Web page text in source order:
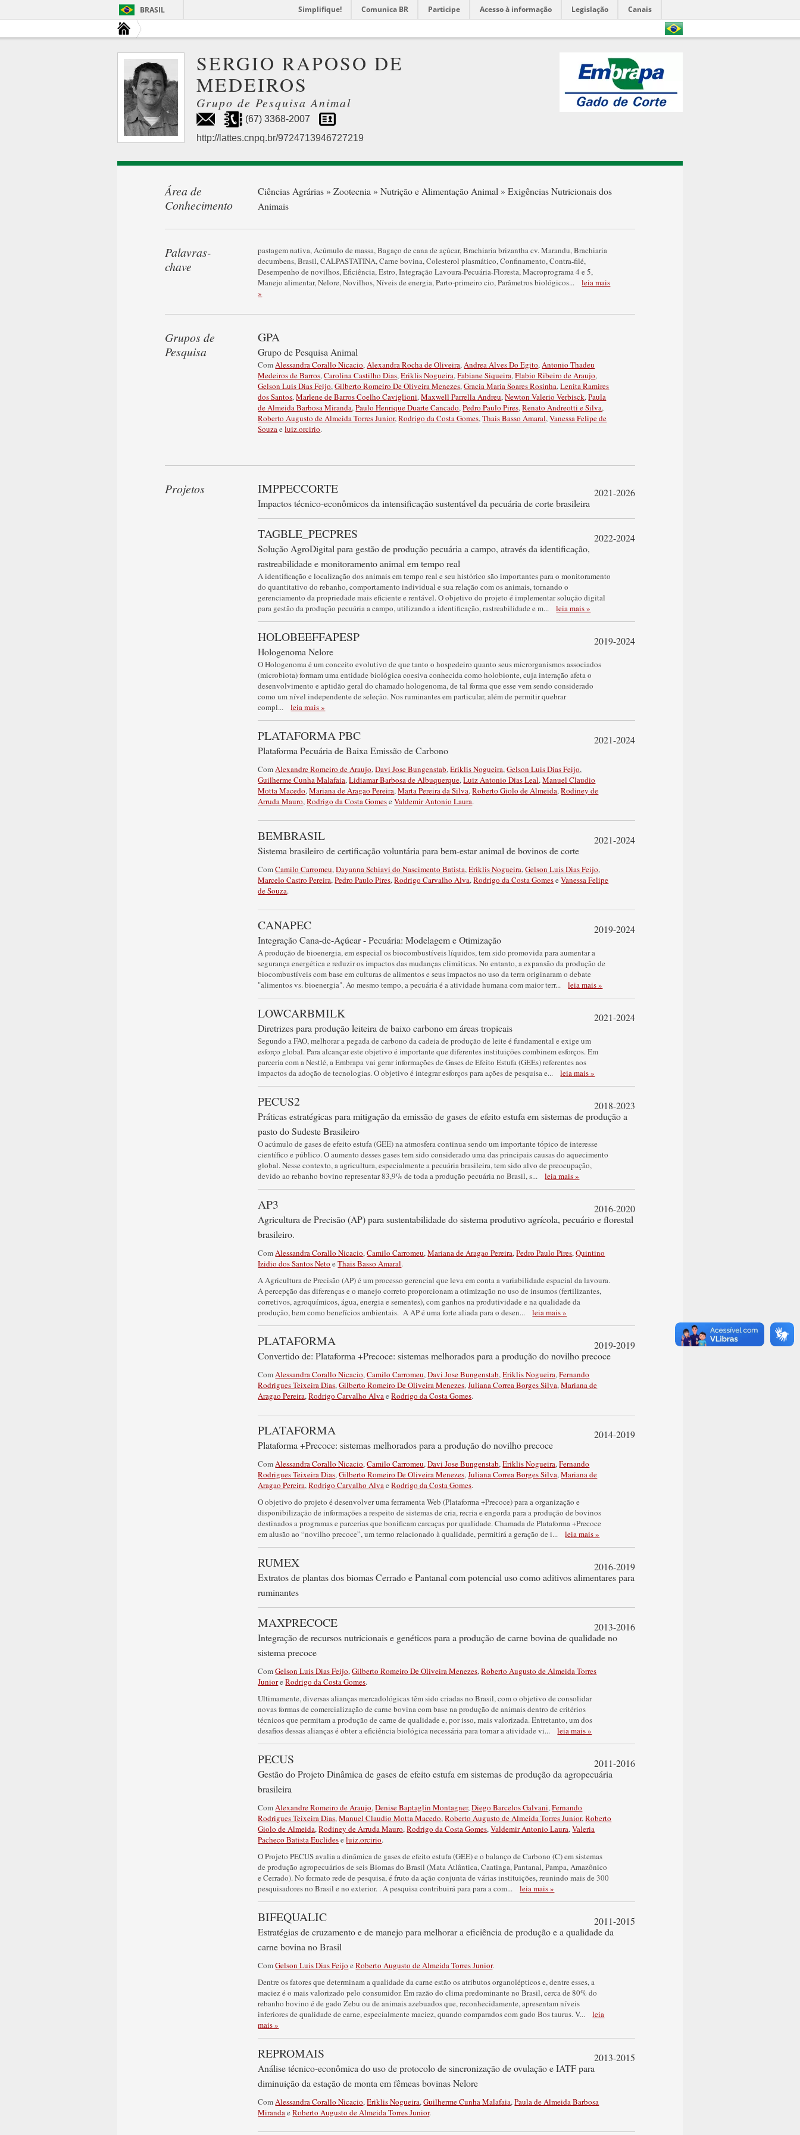
BRASIL Simplifique! Comunica BR Participe Acesso à informação Legislação Canais
SERGIO RAPOSO DE
MEDEIROS
Grupo de Pesquisa Animal
(67) 3368-2007
http://lattes.cnpq.br/9724713946727219
Área de
Conhecimento
Ciências Agrárias » Zootecnia » Nutrição e Alimentação Animal » Exigências Nutricionais dos
Animais
Palavras-
chave
pastagem nativa,Acúmulo de massa,Bagaço de cana de açúcar,Brachiaria brizantha cv. Marandu,Brachiaria
decumbens,Brasil,CALPASTATINA,Carne bovina,Colesterol plasmático,Confinamento,Contra-filé,
Desempenho de novilhos,Eficiência,Estro,Integração Lavoura-Pecuária-Floresta,Macroprograma 4 e 5,
Manejo alimentar,Nelore,Novilhos,Níveis de energia,Parto-primeiro cio,Parâmetros biológicos...
leia mais
»
Grupos de
Pesquisa
GPA
Grupo de Pesquisa Animal
ComAlessandra Corallo Nicacio,Alexandra Rocha de Oliveira,Andrea Alves Do Egito,Antonio Thadeu
Medeiros de Barros,Carolina Castilho Dias,Eriklis Nogueira,Fabiane Siqueira,Flabio Ribeiro de Araujo,
Gelson Luis Dias Feijo,Gilberto Romeiro De Oliveira Menezes,Gracia Maria Soares Rosinha,Lenita Ramires
dos Santos,Marlene de Barros Coelho Caviglioni,Maxwell Parrella Andreu,Newton Valerio Verbisck,Paula
de Almeida Barbosa Miranda,Paulo Henrique Duarte Cancado,Pedro Paulo Pires,Renato Andreotti e Silva,
Roberto Augusto de Almeida Torres Junior,Rodrigo da Costa Gomes,Thais Basso Amaral,Vanessa Felipe de
Souzaeluiz.orcirio.
Projetos IMPPECCORTE
Impactos técnico-econômicos da intensificação sustentável da pecuária de corte brasileira
2021-2026
TAGBLE_PECPRES
Solução AgroDigital para gestão de produção pecuária a campo, através da identificação,
rastreabilidade e monitoramento animal em tempo real
2022-2024
A identificação e localização dos animais em tempo real e seu histórico são importantes para o monitoramento
do quantitativo do rebanho, comportamento individual e sua relação com os animais, tornando o
gerenciamento da propriedade mais eficiente e rentável. O objetivo do projeto é implementar solução digital
para gestão da produção pecuária a campo, utilizando a identificação, rastreabilidade e m... leia mais »
HOLOBEEFFAPESP
Hologenoma Nelore
2019-2024
O Hologenoma é um conceito evolutivo de que tanto o hospedeiro quanto seus microrganismos associados
(microbiota) formam uma entidade biológica coesiva conhecida como holobionte, cuja interação afeta o
desenvolvimento e aptidão geral do chamado hologenoma, de tal forma que esse vem sendo considerado
como um nível independente de seleção. Nos ruminantes em particular, além de permitir quebrar
compl... leia mais »
PLATAFORMA PBC
Plataforma Pecuária de Baixa Emissão de Carbono
2021-2024
ComAlexandre Romeiro de Araujo,Davi Jose Bungenstab,Eriklis Nogueira,Gelson Luis Dias Feijo,
Guilherme Cunha Malafaia,Lidiamar Barbosa de Albuquerque,Luiz Antonio Dias Leal,Manuel Claudio
Motta Macedo,Mariana de Aragao Pereira,Marta Pereira da Silva,Roberto Giolo de Almeida,Rodiney de
Arruda Mauro,Rodrigo da Costa GomeseValdemir Antonio Laura.
BEMBRASIL
Sistema brasileiro de certificação voluntária para bem-estar animal de bovinos de corte
2021-2024
ComCamilo Carromeu,Dayanna Schiavi do Nascimento Batista,Eriklis Nogueira,Gelson Luis Dias Feijo,
Marcelo Castro Pereira,Pedro Paulo Pires,Rodrigo Carvalho Alva,Rodrigo da Costa GomeseVanessa Felipe
de Souza.
CANAPEC
Integração Cana-de-Açúcar - Pecuária: Modelagem e Otimização
2019-2024
A produção de bioenergia, em especial os biocombustíveis líquidos, tem sido promovida para aumentar a
segurança energética e reduzir os impactos das mudanças climáticas. No entanto, a expansão da produção de
biocombustíveis com base em culturas de alimentos e seus impactos no uso da terra originaram o debate
"alimentos vs. bioenergia". Ao mesmo tempo, a pecuária é a atividade humana com maior terr... leia mais »
LOWCARBMILK
Diretrizes para produção leiteira de baixo carbono em áreas tropicais
2021-2024
Segundo a FAO, melhorar a pegada de carbono da cadeia de produção de leite é fundamental e exige um
esforço global. Para alcançar este objetivo é importante que diferentes instituições combinem esforços. Em
parceria com a Nestlé, a Embrapa vai gerar informações de Gases de Efeito Estufa (GEEs) referentes aos
impactos da adoção de tecnologias. O objetivo é integrar esforços para ações de pesquisa e... leia mais »
PECUS2
Práticas estratégicas para mitigação da emissão de gases de efeito estufa em sistemas de produção a
pasto do Sudeste Brasileiro
2018-2023
O acúmulo de gases de efeito estufa (GEE) na atmosfera continua sendo um importante tópico de interesse
científico e público. O aumento desses gases tem sido considerado uma das principais causas do aquecimento
global. Nesse contexto, a agricultura, especialmente a pecuária brasileira, tem sido alvo de preocupação,
devido ao rebanho bovino representar 83,9% de toda a produção pecuária no Brasil, s... leia mais »
AP3
Agricultura de Precisão (AP) para sustentabilidade do sistema produtivo agrícola, pecuário e florestal
brasileiro.
2016-2020
ComAlessandra Corallo Nicacio,Camilo Carromeu,Mariana de Aragao Pereira,Pedro Paulo Pires,Quintino
Izidio dos Santos Neto eThais Basso Amaral.
A Agricultura de Precisão (AP) é um processo gerencial que leva em conta a variabilidade espacial da lavoura.
A percepção das diferenças e o manejo correto proporcionam a otimização no uso de insumos (fertilizantes,
corretivos, agroquímicos, água, energia e sementes), com ganhos na produtividade e na qualidade da
produção, bem como benefícios ambientais. A AP é uma forte aliada para o desen... leia mais »
PLATAFORMA
Convertido de: Plataforma +Precoce: sistemas melhorados para a produção do novilho precoce
2019-2019
ComAlessandra Corallo Nicacio,Camilo Carromeu,Davi Jose Bungenstab,Eriklis Nogueira,Fernando
Rodrigues Teixeira Dias,Gilberto Romeiro De Oliveira Menezes,Juliana Correa Borges Silva,Mariana de
Aragao Pereira,Rodrigo Carvalho AlvaeRodrigo da Costa Gomes.
PLATAFORMA
Plataforma +Precoce: sistemas melhorados para a produção do novilho precoce
2014-2019
ComAlessandra Corallo Nicacio,Camilo Carromeu,Davi Jose Bungenstab,Eriklis Nogueira,Fernando
Rodrigues Teixeira Dias,Gilberto Romeiro De Oliveira Menezes,Juliana Correa Borges Silva,Mariana de
Aragao Pereira,Rodrigo Carvalho AlvaeRodrigo da Costa Gomes.
O objetivo do projeto é desenvolver uma ferramenta Web (Plataforma +Precoce) para a organização e
disponibilização de informações a respeito de sistemas de cria, recria e engorda para a produção de bovinos
destinados a programas e parcerias que bonificam carcaças por qualidade. Chamada de Plataforma +Precoce
em alusão ao “novilho precoce”, um termo relacionado à qualidade, permitirá a geração de i... leia mais »
RUMEX
Extratos de plantas dos biomas Cerrado e Pantanal com potencial uso como aditivos alimentares para
ruminantes
2016-2019
MAXPRECOCE
Integração de recursos nutricionais e genéticos para a produção de carne bovina de qualidade no
sistema precoce
2013-2016
ComGelson Luis Dias Feijo,Gilberto Romeiro De Oliveira Menezes,Roberto Augusto de Almeida Torres
JunioreRodrigo da Costa Gomes.
Ultimamente, diversas alianças mercadológicas têm sido criadas no Brasil, com o objetivo de consolidar
novas formas de comercialização de carne bovina com base na produção de animais dentro de critérios
técnicos que permitam a produção de carne de qualidade e, por isso, mais valorizada. Entretanto, um dos
desafios dessas alianças é obter a eficiência biológica necessária para tornar a atividade vi... leia mais »
PECUS
Gestão do Projeto Dinâmica de gases de efeito estufa em sistemas de produção da agropecuária
brasileira
2011-2016
ComAlexandre Romeiro de Araujo,Denise Baptaglin Montagner,Diego Barcelos Galvani,Fernando
Rodrigues Teixeira Dias,Manuel Claudio Motta Macedo,Roberto Augusto de Almeida Torres Junior,Roberto
Giolo de Almeida,Rodiney de Arruda Mauro,Rodrigo da Costa Gomes,Valdemir Antonio Laura,Valeria
Pacheco Batista Euclideseluiz.orcirio.
O Projeto PECUS avalia a dinâmica de gases de efeito estufa (GEE) e o balanço de Carbono (C) em sistemas
de produção agropecuários de seis Biomas do Brasil (Mata Atlântica, Caatinga, Pantanal, Pampa, Amazônico
e Cerrado). No formato rede de pesquisa, é fruto da ação conjunta de várias instituições, reunindo mais de 300
pesquisadores no Brasil e no exterior. . A pesquisa contribuirá para para a com... leia mais »
BIFEQUALIC
Estratégias de cruzamento e de manejo para melhorar a eficiência de produção e a qualidade da
carne bovina no Brasil
2011-2015
ComGelson Luis Dias Feijo eRoberto Augusto de Almeida Torres Junior.
Dentre os fatores que determinam a qualidade da carne estão os atributos organolépticos e, dentre esses, a
maciez é o mais valorizado pelo consumidor. Em razão do clima predominante no Brasil, cerca de 80% do
rebanho bovino é de gado Zebu ou de animais azebuados que, reconhecidamente, apresentam níveis
inferiores de qualidade de carne, especialmente maciez, quando comparados com gado Bos taurus. V...
leia
mais »
REPROMAIS
Análise técnico-econômica do uso de protocolo de sincronização de ovulação e IATF para
diminuição da estação de monta em fêmeas bovinas Nelore
2013-2015
ComAlessandra Corallo Nicacio,Eriklis Nogueira,Guilherme Cunha Malafaia,Paula de Almeida Barbosa
MirandaeRoberto Augusto de Almeida Torres Junior.